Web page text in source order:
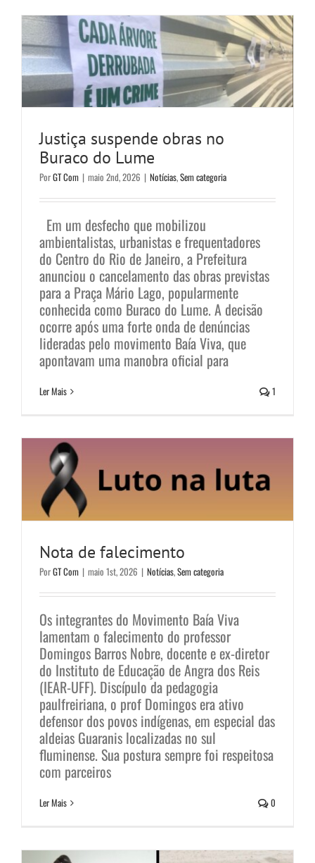
Notícias Sem categoria
Justiça suspende obras no
Buraco do Lume
PorGT Com | maio 2nd, 2026 | Notícias,Sem categoria
Em um desfecho que mobilizou
ambientalistas, urbanistas e frequentadores
do Centro do Rio de Janeiro, a Prefeitura
anunciou o cancelamento das obras previstas
para a Praça Mário Lago, popularmente
conhecida como Buraco do Lume. A decisão
ocorre após uma forte onda de denúncias
lideradas pelo movimento Baía Viva, que
apontavam uma manobra oficial para
Ler Mais 1
Nota de falecimento
PorGT Com | maio 1st, 2026 | Notícias,Sem categoria
Os integrantes do Movimento Baía Viva
lamentam o falecimento do professor
Domingos Barros Nobre, docente e ex-diretor
do Instituto de Educação de Angra dos Reis
(IEAR-UFF). Discípulo da pedagogia
paulfreiriana, o prof Domingos era ativo
defensor dos povos indígenas, em especial das
aldeias Guaranis localizadas no sul
fluminense. Sua postura sempre foi respeitosa
com parceiros
Ler Mais 0
Picadas de animais venenosos